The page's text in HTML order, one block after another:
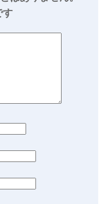
す